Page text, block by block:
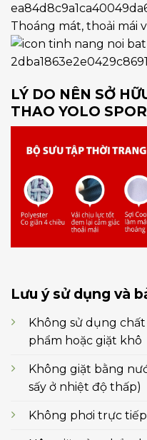
Thoáng mát, thoải mái
LÝ DO NÊN SỞ
THAO YOLO
Lưu ý sử dụng và
Không sử dụng
phẩm hoặc giặt khô
Không giặt bằng
sấy ở nhiệt độ thấp)
Không phơi trực